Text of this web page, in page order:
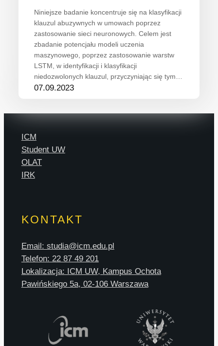
Niniejsze badanie koncentruje się na klasyfikacji
klauzul abuzywnych w umowach poprzez
zastosowanie sieci neuronowych. Celem jest
zbadanie potencjału modeli uczenia
maszynowego, poprzez zastosowanie warstw
LSTM, w identyfikacji i klasyfikacji
niedozwolonych klauzul, przyczyniając się tym…
07.09.2023
ICM
Student UW
OLAT
IRK
KONTAKT
Email: studia@icm.edu.pl
Telefon: 22 87 49 201
Lokalizacja: ICM UW, Kampus Ochota
Pawińskiego 5a, 02-106 Warszawa